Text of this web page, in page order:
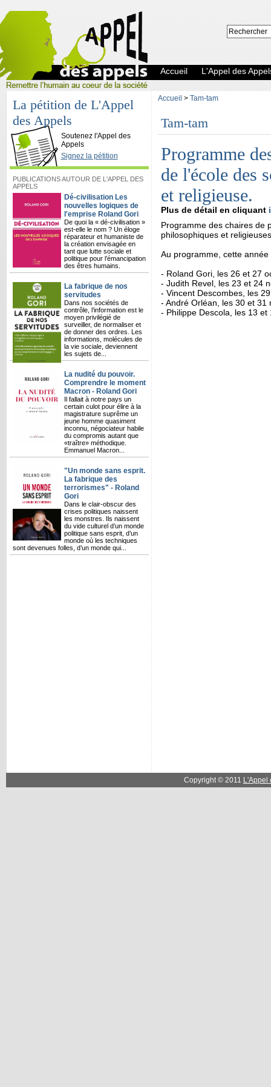
L'Appel des Appels
Accueil L'Appel des
La pétition de L'Appel
des Appels
Soutenez l'Appel des
Appels
Signez la pétition
PUBLICATIONS AUTOUR DE L'APPEL DES
APPELS
Dé-civilisation Les
nouvelles logiques de
l'emprise Roland Gori
De quoi la « dé-civilisation »
est-elle le nom ? Un éloge
réparateur et humaniste de
la création envisagée en
tant que lutte sociale et
politique pour l’émancipation
des êtres humains.
La fabrique de nos
servitudes
Dans nos sociétés de
contrôle, l’information est le
moyen privilégié de
surveiller, de normaliser et
de donner des ordres. Les
informations, molécules de
la vie sociale, deviennent
les sujets de...
La nudité du pouvoir.
Comprendre le moment
Macron - Roland Gori
Il fallait à notre pays un
certain culot pour élire à la
magistrature suprême un
jeune homme quasiment
inconnu, négociateur habile
du compromis autant que
«traître» méthodique.
Emmanuel Macron...
"Un monde sans esprit.
La fabrique des
terrorismes" - Roland
Gori
Dans le clair-obscur des
crises politiques naissent
les monstres. Ils naissent
du vide culturel d’un monde
politique sans esprit, d’un
monde où les techniques
sont devenues folles, d’un monde qui...
Accueil > Tam-tam
Tam-tam
Programme
de l'école des
et religieuse.
Plus de détail en cliquant
Programme des chaires de
philosophiques et
Au programme, cette année
- Roland Gori, les 26 et 27
- Judith Revel, les 23 et 24
- Vincent Descombes, les
- André Orléan, les 30 et 31
- Philippe Descola, les 13 et
Copyright © 2011 L'Appel